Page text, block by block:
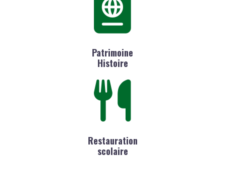
Patrimoine
Histoire
Restauration
scolaire